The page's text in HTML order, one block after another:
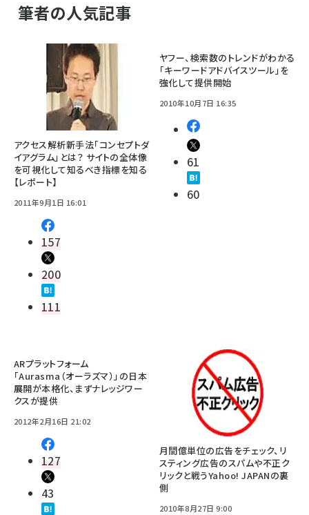
筆者の人気記事
アクセス解析新手法「コンセプトダ
イアグラム」とは？ サイトの全体像
を可視化して知るべき指標を知る
【レポート】
2011年9月1日 16:01
157
200
111
ヤフー、検索数のトレンドがわかる
「キーワードアドバイスツール」を
強化して提供開始
2010年10月7日 16:35
61
60
ARプラットフォーム
「Aurasma（オーラズマ）」の日本
展開が本格化、まずナレッジワー
クスが提供
2012年2月16日 21:02
127
43
月間億単位の広告をチェック、リ
スティング広告のスパムや不正ク
リックと戦うYahoo! JAPANの裏
側
2010年8月27日 9:00